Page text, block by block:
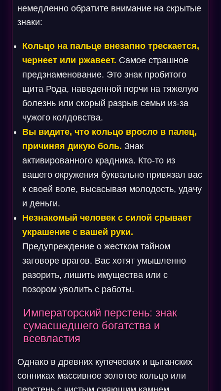
немедленно обратите внимание на скрытые
знаки:
Кольцо на пальце внезапно трескается,
чернеет или ржавеет. Самое страшное
предзнаменование. Это знак пробитого
щита Рода, наведенной порчи на тяжелую
болезнь или скорый разрыв семьи из-за
чужого колдовства.
Вы видите, что кольцо вросло в палец,
причиняя дикую боль. Знак
активированного крадника. Кто-то из
вашего окружения буквально привязал вас
к своей воле, высасывая молодость, удачу
и деньги.
Незнакомый человек с силой срывает
украшение с вашей руки.
Предупреждение о жестком тайном
заговоре врагов. Вас хотят умышленно
разорить, лишить имущества или с
позором уволить с работы.
Императорский перстень: знак
сумасшедшего богатства и
всевластия
Однако в древних купеческих и цыганских
сонниках массивное золотое кольцо или